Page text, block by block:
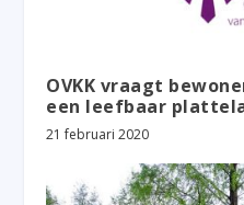
OVKK vraagt
een leefbaar
21 februari 2020